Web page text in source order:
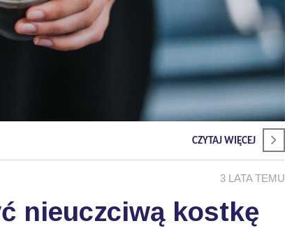
CZYTAJ WIĘCEJ
3 LATA TEMU
nieuczciwą kostkę